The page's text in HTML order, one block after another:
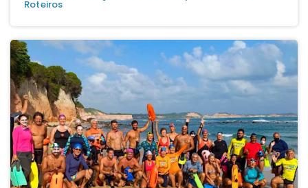
Roteiros